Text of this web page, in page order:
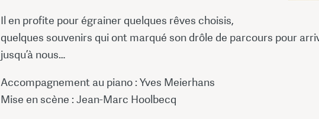
Il en profite pour égrainer quelques rêves choisis,
quelques souvenirs qui ont marqué son drôle de parcours pour
jusqu’à nous…
Accompagnement au piano : Yves Meierhans
Mise en scène : Jean-Marc Hoolbecq